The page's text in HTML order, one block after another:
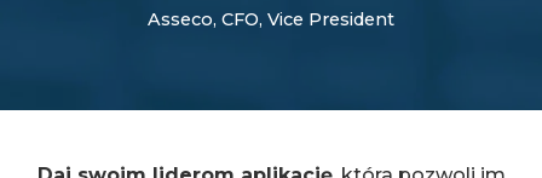
Asseco, CFO, Vice President